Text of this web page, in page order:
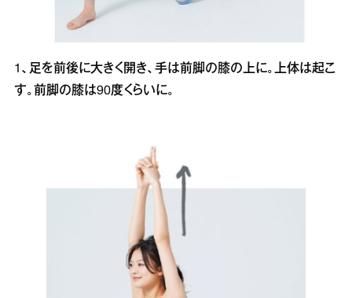
1、足を前後に大きく開き、手は前脚の膝の上に。上体は起こ
す。前脚の膝は90度くらいに。